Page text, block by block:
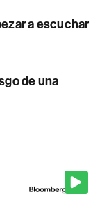
a escuchar
de una